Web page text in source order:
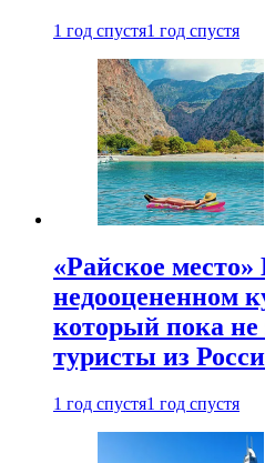
1 год спустя1 год спустя
«Райское
недооцененном
который пока не
туристы из
1 год спустя1 год спустя